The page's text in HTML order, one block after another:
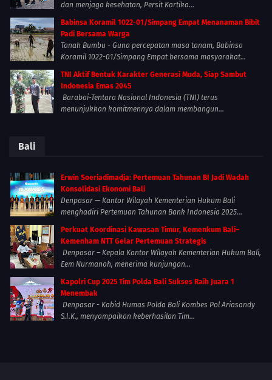
dan menjaga kesehatan, Persit Kartika...
Babinsa Koramil 1022-01/Simpang Empat Menanaman Bibit
Padi Bersama Warga
Tanah Bumbu - Guna percepatan masa tanam, Babinsa
Koramil 1022-01/Simpang Empat bersama masyarakat...
TNI Aktif Bentuk Karakter Generasi Muda, Siap Sambut
Indonesia Emas 2045
Barabai-Tentara Nasional Indonesia (TNI) terus
menunjukkan komitmennya dalam membangun...
Bali
Erwin Soeriadimadja: Pertemuan Tahunan BI Jadi Wadah
Konsolidasi Ekonomi Bali
Denpasar — Kantor Wilayah Kementerian Hukum Bali
menghadiri Pertemuan Tahunan Bank Indonesia 2025...
Perkuat Koordinasi Kawasan Timur, Kemenkum Bali–
Kemenham NTT Gelar Pertemuan Strategis
Denpasar – Kepala Kantor Wilayah Kementerian Hukum Bali,
Eem Nurmanah, menerima kunjungan...
Kapolri Cup 2025 Tim Polda Bali Sukses Raih Juara 1
Menembak
Denpasar - Kabid Humas Polda Bali Kombes Pol Ariasandy
S.I.K., menyampaikan keberhasilan Tim...